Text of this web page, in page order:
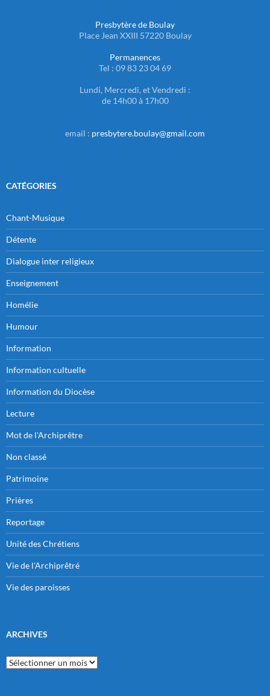
Presbytère de Boulay
Place Jean XXIII 57220 Boulay
Permanences
Tel : 09 83 23 04 69
Lundi, Mercredi, et Vendredi :
de 14h00 à 17h00
email : presbytere.boulay@gmail.com
CATÉGORIES
Chant-Musique
Détente
Dialogue inter religieux
Enseignement
Homélie
Humour
Information
Information cultuelle
Information du Diocèse
Lecture
Mot de l'Archiprêtre
Non classé
Patrimoine
Prières
Reportage
Unité des Chrétiens
Vie de l'Archiprêtré
Vie des paroisses
ARCHIVES
Archives